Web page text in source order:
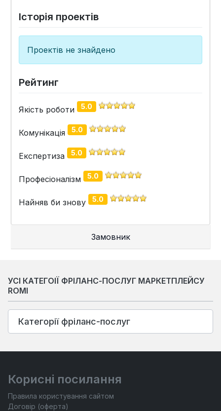
Історія проектів
Проектів не знайдено
Рейтинг
Якість роботи 5.0
Комунікація 5.0
Експертиза 5.0
Професіоналізм 5.0
Найняв би знову 5.0
Замовник
УСІ КАТЕГОІЇ ФРІЛАНС-ПОСЛУГ МАРКЕТПЛЕЙСУ
ROMI
Категорії фріланс-послуг
Корисні посилання
Правила користування сайтом
Договір (оферта)